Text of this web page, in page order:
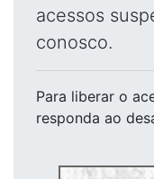
acessos
conosco.
Para liberar o
responda ao